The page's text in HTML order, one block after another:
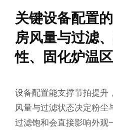
关键设备配置
房风量与过滤
性、固化炉温
设备配置能支撑节拍提升
风量与过滤状态决定粉尘
过滤饱和会直接影响外观